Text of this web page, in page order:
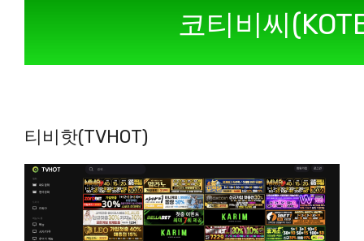
코티비씨
티비핫(TVHOT)